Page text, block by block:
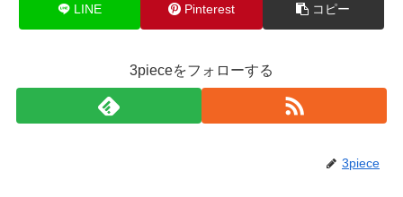
LINE Pinterest コピー
3pieceをフォローする
3piece